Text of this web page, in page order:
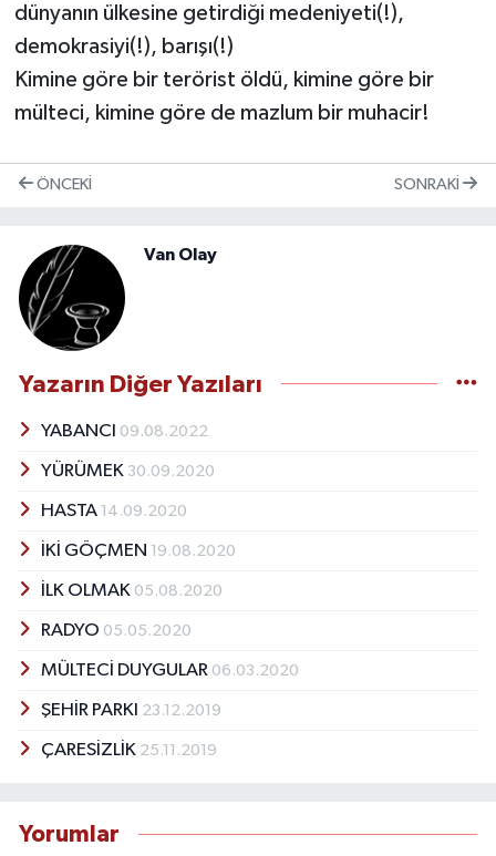
dünyanın ülkesine getirdiği medeniyeti(!),
demokrasiyi(!), barışı(!)
Kimine göre bir terörist öldü, kimine göre bir
mülteci, kimine göre de mazlum bir muhacir!
ÖNCEKI SONRAKI
Van Olay
Yazarın Diğer Yazıları
YABANCI 09.08.2022
YÜRÜMEK 30.09.2020
HASTA 14.09.2020
İKİ GÖÇMEN 19.08.2020
İLK OLMAK 05.08.2020
RADYO 05.05.2020
MÜLTECİ DUYGULAR 06.03.2020
ŞEHİR PARKI 23.12.2019
ÇARESİZLİK 25.11.2019
Yorumlar